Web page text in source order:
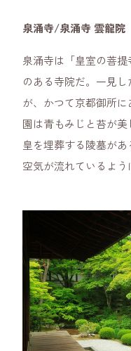
泉涌寺/泉涌寺 雲龍院
泉涌寺は「皇室の菩
のある寺院だ。一見
が、かつて京都御所
園は青もみじと苔が
皇を埋葬する陵墓が
空気が流れているよう